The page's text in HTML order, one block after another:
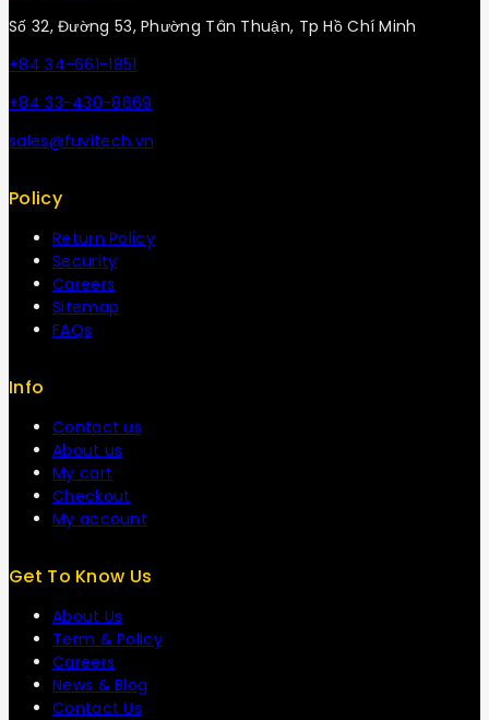
Số 32, Đường 53, Phường Tân Thuận, Tp Hồ Chí Minh
+84 34-661-1851
+84 33-430-8669
sales@fuvitech.vn
Policy
Return Policy
Security
Careers
Sitemap
FAQs
Info
Contact us
About us
My cart
Checkout
My account
Get To Know Us
About Us
Term & Policy
Careers
News & Blog
Contact Us